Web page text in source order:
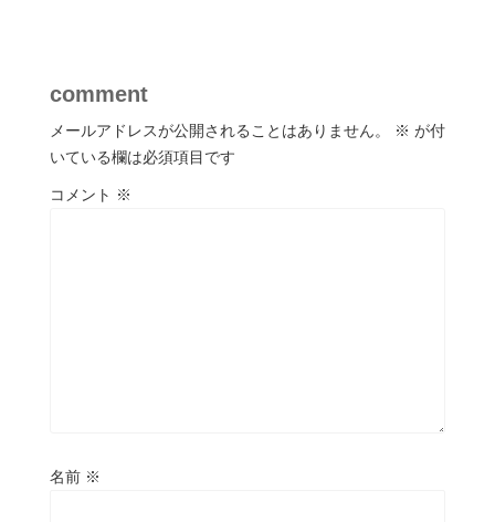
comment
メールアドレスが公開されることはありません。 ※ が付
いている欄は必須項目です
コメント ※
名前 ※